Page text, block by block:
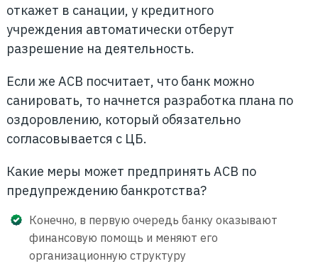
откажет в санации, у кредитного
учреждения автоматически отберут
разрешение на деятельность.
Если же АСВ посчитает, что банк можно
санировать, то начнется разработка плана по
оздоровлению, который обязательно
согласовывается с ЦБ.
Какие меры может предпринять АСВ по
предупреждению банкротства?
Конечно, в первую очередь банку оказывают
финансовую помощь и меняют его
организационную структуру